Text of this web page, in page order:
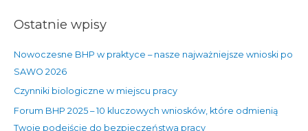
k
a
Ostatnie wpisy
Nowoczesne BHP w praktyce – nasze najważniejsze wnioski po
SAWO 2026
Czynniki biologiczne w miejscu pracy
Forum BHP 2025 – 10 kluczowych wniosków, które odmienią
Twoje podejście do bezpieczeństwa pracy